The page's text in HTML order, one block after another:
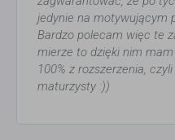
jedynie na motywującym
Bardzo polecam więc te
mierze to dzięki nim
100% z rozszerzenia,
maturzysty :))